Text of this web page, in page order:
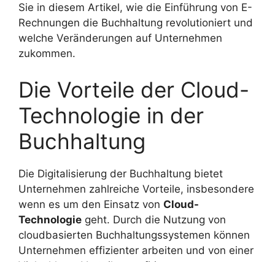
Sie in diesem Artikel, wie die Einführung von E-
Rechnungen die Buchhaltung revolutioniert und
welche Veränderungen auf Unternehmen
zukommen.
Die Vorteile der Cloud-
Technologie in der
Buchhaltung
Die Digitalisierung der Buchhaltung bietet
Unternehmen zahlreiche Vorteile, insbesondere
wenn es um den Einsatz von Cloud-
Technologie geht. Durch die Nutzung von
cloudbasierten Buchhaltungssystemen können
Unternehmen effizienter arbeiten und von einer